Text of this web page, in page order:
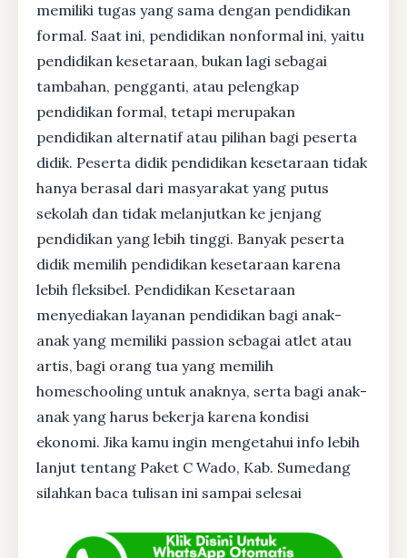
memiliki tugas yang sama dengan pendidikan
formal. Saat ini, pendidikan nonformal ini, yaitu
pendidikan kesetaraan, bukan lagi sebagai
tambahan, pengganti, atau pelengkap
pendidikan formal, tetapi merupakan
pendidikan alternatif atau pilihan bagi peserta
didik. Peserta didik pendidikan kesetaraan tidak
hanya berasal dari masyarakat yang putus
sekolah dan tidak melanjutkan ke jenjang
pendidikan yang lebih tinggi. Banyak peserta
didik memilih pendidikan kesetaraan karena
lebih fleksibel. Pendidikan Kesetaraan
menyediakan layanan pendidikan bagi anak-
anak yang memiliki passion sebagai atlet atau
artis, bagi orang tua yang memilih
homeschooling untuk anaknya, serta bagi anak-
anak yang harus bekerja karena kondisi
ekonomi. Jika kamu ingin mengetahui info lebih
lanjut tentang Paket C Wado, Kab. Sumedang
silahkan baca tulisan ini sampai selesai